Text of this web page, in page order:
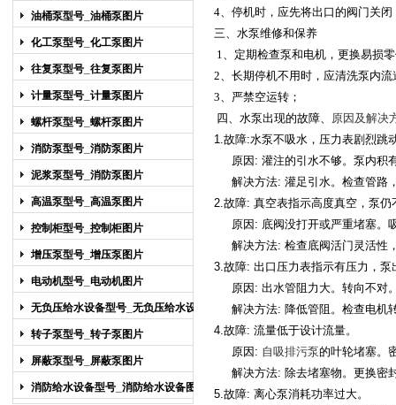
油桶泵型号_油桶泵图片
化工泵型号_化工泵图片
往复泵型号_往复泵图片
计量泵型号_计量泵图片
螺杆泵型号_螺杆泵图片
消防泵型号_消防泵图片
泥浆泵型号_消防泵图片
高温泵型号_高温泵图片
控制柜型号_控制柜图片
增压泵型号_增压泵图片
电动机型号_电动机图片
无负压给水设备型号_无负压给水设备
图片
转子泵型号_转子泵图片
屏蔽泵型号_屏蔽泵图片
消防给水设备型号_消防给水设备图片
4、停机时，应先将出口的阀门关
三、 水泵维修和保养
1、定期检查泵和电机，更换易损
2、长期停机不用时，应清洗泵内
3、严禁空运转；
四、 水泵出现的故障、 原因及解决
1.故障:水泵不吸水，压力表剧烈跳
原因: 灌注的引水不够。泵内积
解决方法: 灌足引水。检查管路
2.故障: 真空表指示高度真空，泵仍
原因: 底阀没打开或严重堵塞。
解决方法: 检查底阀活门灵活性
3.故障: 出口压力表指示有压力，
原因: 出水管阻力大。转向不对
解决方法: 降低管阻。检查电机
4.故障: 流量低于设计流量。
原因: 自吸排污泵的叶轮堵塞。
解决方法: 除去堵塞物。更换密
5.故障: 离心泵消耗功率过大。